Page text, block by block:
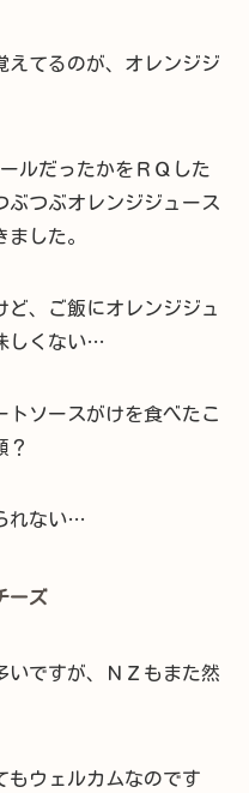
えてるのが、オレンジジ
ルだったかをＲＱした
ぶつぶオレンジジュース
した。
、ご飯にオレンジジュ
しくない…
トソースがけを食べたこ
？
れない…
ーズ
いですが、ＮＺもまた然
もウェルカムなのです